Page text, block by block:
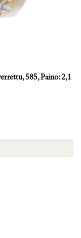
585, Paino: 2,1